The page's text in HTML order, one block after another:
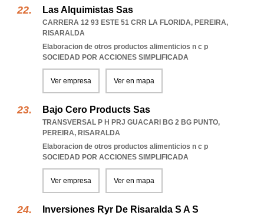
Las Alquimistas Sas
CARRERA 12 93 ESTE 51 CRR LA FLORIDA, PEREIRA,
RISARALDA
Elaboracion de otros productos alimenticios n c p
SOCIEDAD POR ACCIONES SIMPLIFICADA
Ver empresa Ver en mapa
Bajo Cero Products Sas
TRANSVERSAL P H PRJ GUACARI BG 2 BG PUNTO,
PEREIRA, RISARALDA
Elaboracion de otros productos alimenticios n c p
SOCIEDAD POR ACCIONES SIMPLIFICADA
Ver empresa Ver en mapa
Inversiones Ryr De Risaralda S A S